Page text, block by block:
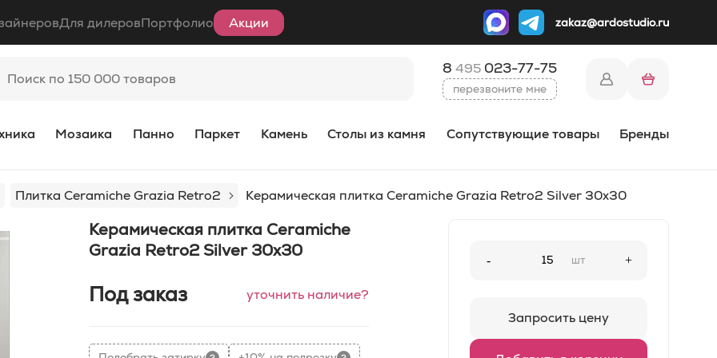
Для дилеровПортфолио Акции zakaz@ardostudio.ru
8 495 023-77-75
перезвоните мне
Мозаика Панно Паркет Камень Столы из камня Сопутствующие товары Бренды
Плитка Ceramiche Grazia Retro2 Керамическая плитка Ceramiche Grazia Retro2 Silver 30x30
Керамическая плитка Ceramiche
Grazia Retro2 Silver 30x30
Под заказ уточнить наличие?
- шт +
Запросить цену